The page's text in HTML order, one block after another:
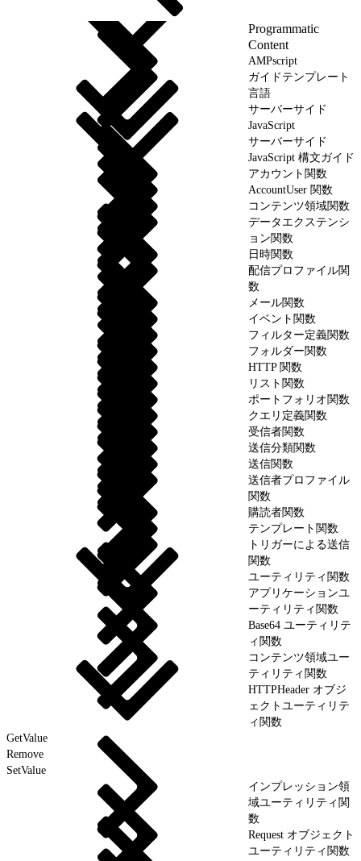
Programmatic
Content
AMPscript
ガイドテンプレート
言語
サーバーサイド
JavaScript
サーバーサイド
JavaScript 構文ガイド
アカウント関数
AccountUser 関数
コンテンツ領域関数
データエクステンシ
ョン関数
日時関数
配信プロファイル関
数
メール関数
イベント関数
フィルター定義関数
フォルダー関数
HTTP 関数
リスト関数
ポートフォリオ関数
クエリ定義関数
受信者関数
送信分類関数
送信関数
送信者プロファイル
関数
購読者関数
テンプレート関数
トリガーによる送信
関数
ユーティリティ関数
アプリケーションユ
ーティリティ関数
Base64 ユーティリテ
ィ関数
コンテンツ領域ユー
ティリティ関数
HTTPHeader オブジ
ェクトユーティリテ
ィ関数
GetValue
Remove
SetValue
インプレッション領
域ユーティリティ関
数
Request オブジェクト
ユーティリティ関数